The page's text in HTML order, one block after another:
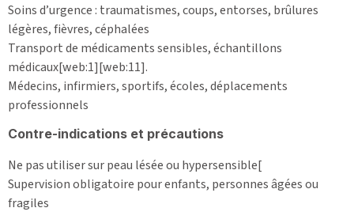
Soins d’urgence : traumatismes, coups, entorses, brûlures
légères, fièvres, céphalées
Transport de médicaments sensibles, échantillons
médicaux[web:1][web:11].
Médecins, infirmiers, sportifs, écoles, déplacements
professionnels
Contre-indications et précautions
Ne pas utiliser sur peau lésée ou hypersensible[
Supervision obligatoire pour enfants, personnes âgées ou
fragiles